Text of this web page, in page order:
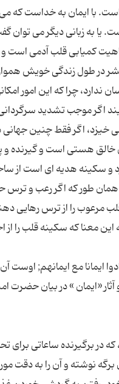
با ایمان به خداست که
یا به زبانی دیگر می
کمیابی قلب آدمی است و
در طول زندگی خویش
ندارد، چرا که این امور
آیند اگر موجب تشدید
خیزد، اگر فقط چنین
خالق هستی است و
و سکینه هدیه ای است از
طور که اگر رعب و ترس
این معنا که سکینه قلب را
ایمانا مع ایمانهم; اوست
در برگیرنده ساعاتی
برگه نوشته و آن را به دقت